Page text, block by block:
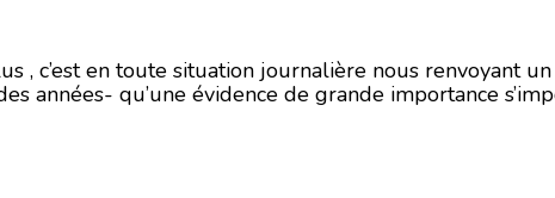
, c’est en toute situation journalière nous renvoyant
années- qu’une évidence de grande importance